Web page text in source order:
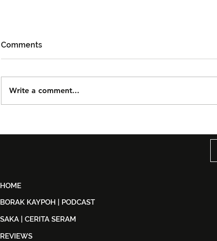
Dijual
Comments
Write a comment...
HOME
BORAK KAYPOH | PODCAST
SAKA | CERITA SERAM
REVIEWS